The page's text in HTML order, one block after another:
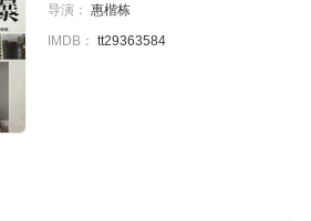
导演： 惠楷栋
IMDB： tt29363584